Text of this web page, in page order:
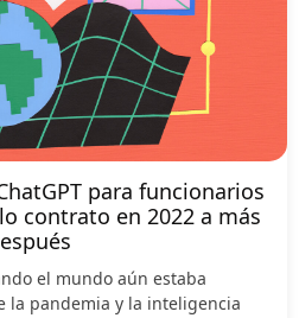
para funcionarios
contrato en 2022 a más
el mundo aún estaba
la pandemia y la inteligencia